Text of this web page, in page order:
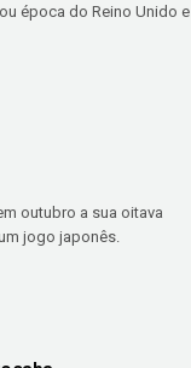
época do Reino Unido e
outubro a sua oitava
jogo japonês.